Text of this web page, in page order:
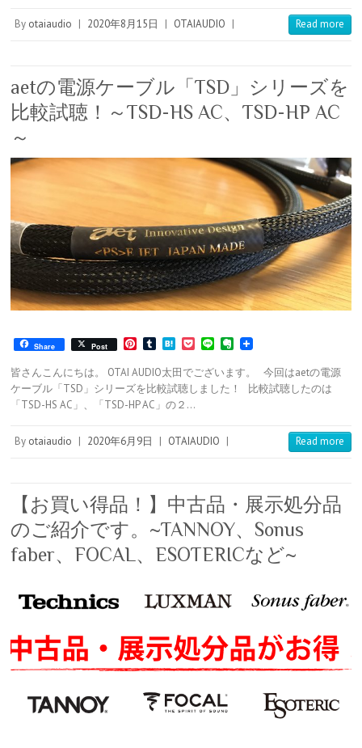
s
t
By otaiaudio | 2020年8月15日 | OTAIAUDIO | Read more
aetの電源ケーブル「TSD」シリーズを
比較試聴！～TSD-HS AC、TSD-HP AC
～
Share Post
P
n
t
e
r
s
t
T
m
b
l
r
H
t
e
n
a
P
c
k
e
L
n
e
E
e
r
n
皆さんこんにちは。 OTAI AUDIO太田でございます。 今回はaetの電源
ケーブル「TSD」シリーズを比較試聴しました！ 比較試聴したのは
「TSD-HS AC」、「TSD-HP AC」の２…
By otaiaudio | 2020年6月9日 | OTAIAUDIO | Read more
【お買い得品！】中古品・展示処分品
のご紹介です。~TANNOY、Sonus
faber、FOCAL、ESOTERICなど~